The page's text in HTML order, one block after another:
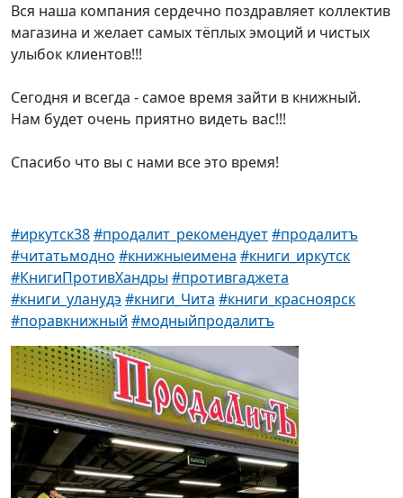
Вся наша компания сердечно поздравляет коллектив
магазина и желает самых тёплых эмоций и чистых
улыбок клиентов!!!
Сегодня и всегда - самое время зайти в книжный.
Нам будет очень приятно видеть вас!!!
Спасибо что вы с нами все это время!
#иркутск38#продалит_рекомендует#продалитъ
#читатьмодно #книжныеимена #книги_иркутск
#КнигиПротивХандры#противгаджета
#книги_уланудэ #книги_Чита #книги_красноярск
#поравкнижный #модныйпродалитъ